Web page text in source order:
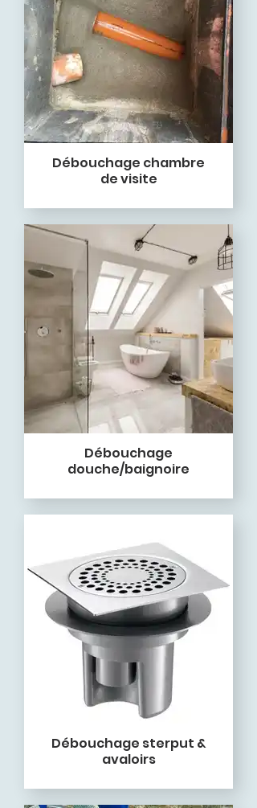
Débouchage chambre
de visite
Débouchage
douche/baignoire
Débouchage sterput &
avaloirs